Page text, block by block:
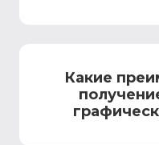
Какие